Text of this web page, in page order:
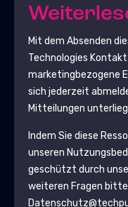
Mit dem Absenden
Technologies
marketingbezogene
sich jederzeit
Mitteilungen
Indem Sie diese
unseren
geschützt durch
weiteren Fragen